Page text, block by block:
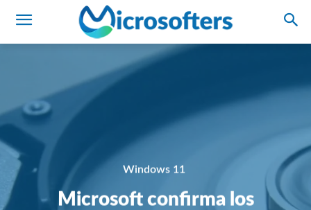
Windows 11
Microsoft confirma los